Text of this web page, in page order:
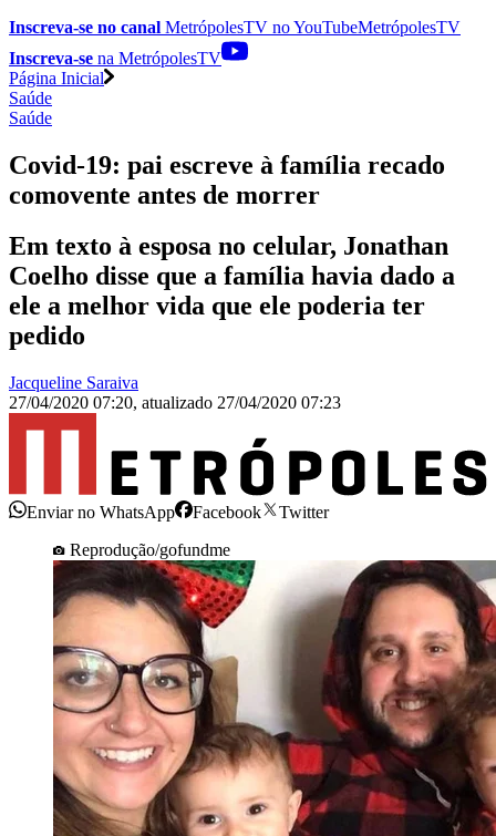
Inscreva-se no canal MetrópolesTV noYouTubeMetrópolesTV
Inscreva-se na MetrópolesTV
Página Inicial
Saúde
Saúde
Covid-19: pai escreve à família recado
comovente antes de morrer
Em texto à esposa no celular, Jonathan
Coelho disse que a família havia dado a
ele a melhor vida que ele poderia ter
pedido
Jacqueline Saraiva
27/04/2020 07:20, atualizado 27/04/2020 07:23
Enviar no WhatsApp Facebook
Twitter
Reprodução/gofundme